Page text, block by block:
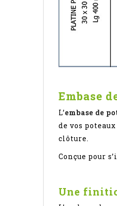
Embase
L’embase de
de vos
clôture.
Conçue pour
Une